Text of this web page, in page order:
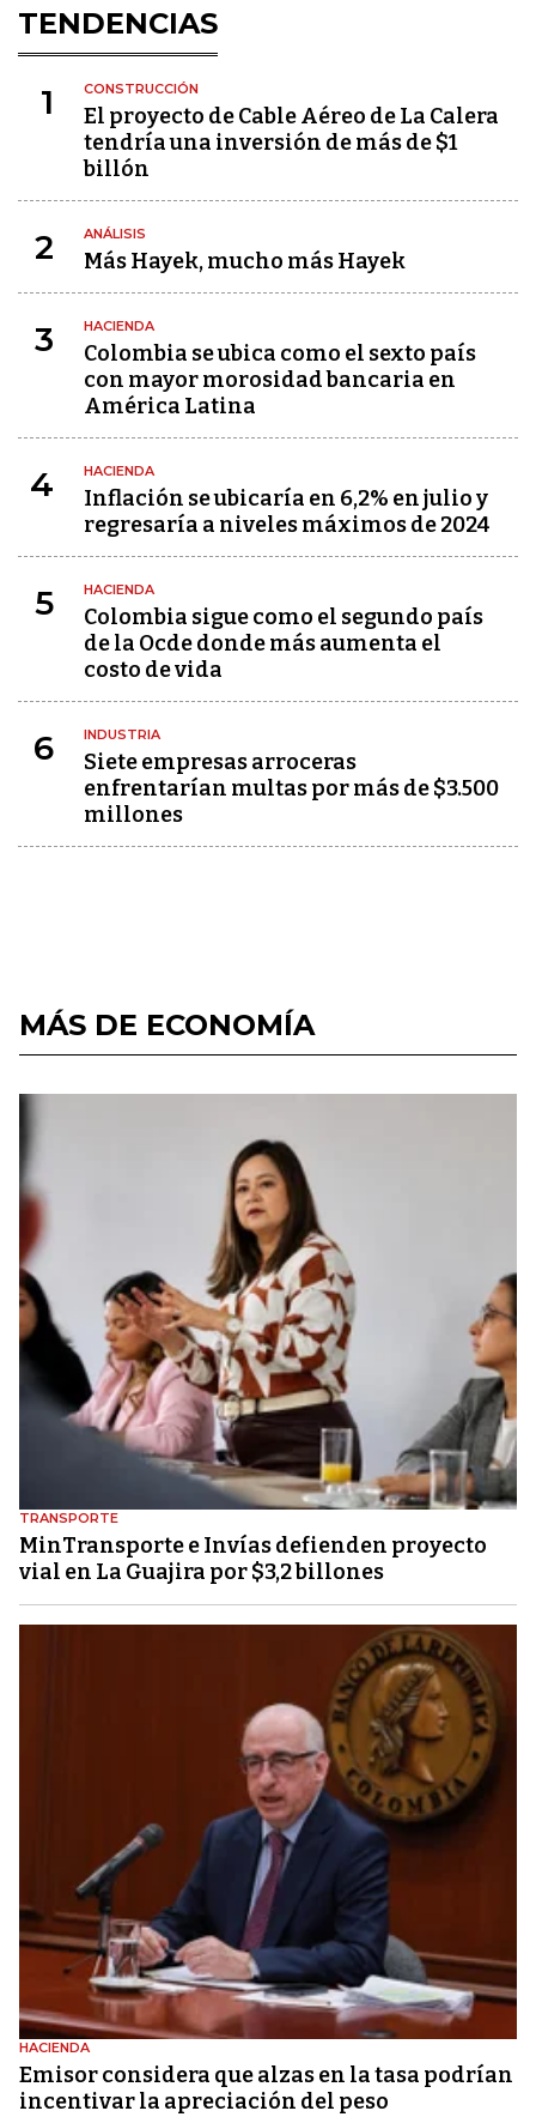
TENDENCIAS
1 CONSTRUCCIÓN
El proyecto de Cable Aéreo de La Calera
tendría una inversión de más de $1
billón
2 ANÁLISIS
Más Hayek, mucho más Hayek
3 HACIENDA
Colombia se ubica como el sexto país
con mayor morosidad bancaria en
América Latina
4 HACIENDA
Inflación se ubicaría en 6,2% en julio y
regresaría a niveles máximos de 2024
5 HACIENDA
Colombia sigue como el segundo país
de la Ocde donde más aumenta el
costo de vida
6 INDUSTRIA
Siete empresas arroceras
enfrentarían multas por más de $3.500
millones
MÁS DE ECONOMÍA
TRANSPORTE
MinTransporte e Invías defienden proyecto
vial en La Guajira por $3,2 billones
HACIENDA
Emisor considera que alzas en la tasa podrían
incentivar la apreciación del peso